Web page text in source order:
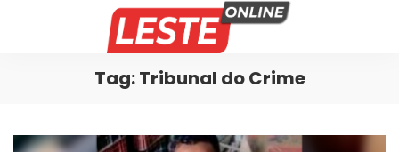
Tag:Tribunal do Crime